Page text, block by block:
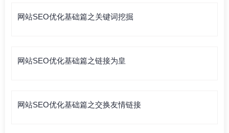
网站SEO优化基础篇之关键词挖掘
网站SEO优化基础篇之链接为皇
网站SEO优化基础篇之交换友情链接